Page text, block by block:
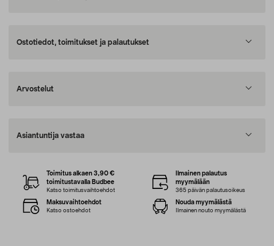
Ostotiedot, toimitukset ja palautukset
Arvostelut
Asiantuntija vastaa
Toimitus alkaen 3,90 €
toimitustavalla Budbee
Katso toimitusvaihtoehdot
Ilmainen palautus
myymälään
365 päivän palautusoikeus
Maksuvaihtoehdot
Katso ostoehdot
Nouda myymälästä
Ilmainen nouto myymälästä